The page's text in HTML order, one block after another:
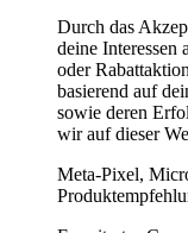
Durch das
deine Interessen
oder
basierend auf
sowie deren
wir auf dieser
Meta-Pixel,